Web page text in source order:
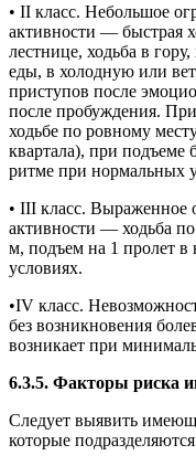
• II класс. Небольшое
активности — быстрая
лестнице, ходьба в
еды, в холодную или
приступов после
после пробуждения.
ходьбе по ровному
квартала), при подъеме
ритме при нормальных
• III класс. Выраженное
активности — ходьба
м, подъем на 1 пролет
условиях.
•IV класс.
без возникновения
возникает при
6.3.5. Факторы риска
Следует выявить
которые